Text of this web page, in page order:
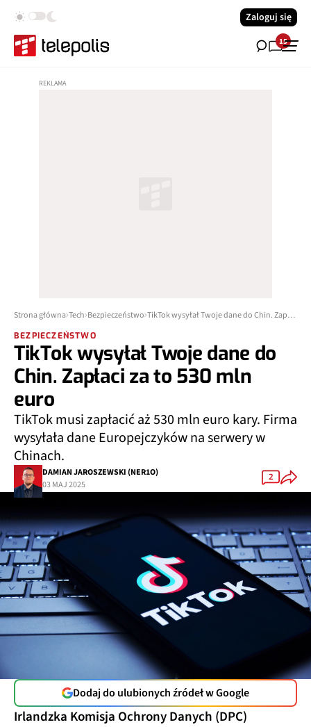
Zaloguj się
15
Strona główna Tech Bezpieczeństwo TikTok wysyłał Twoje dane do Chin. Zapłaci za to 530 mln euro
BEZPIECZEŃSTWO
TikTok wysyłał Twoje dane do
Chin. Zapłaci za to 530 mln
euro
TikTok musi zapłacić aż 530 mln euro kary. Firma
wysyłała dane Europejczyków na serwery w
Chinach.
DAMIAN JAROSZEWSKI (NER1O)
03 MAJ 2025
2
Dodaj do ulubionych źródeł w Google
Irlandzka Komisja Ochrony Danych (DPC)